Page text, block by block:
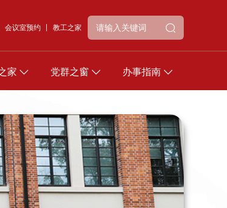
会议室预约 教工之家
家 党群之窗 办事指南